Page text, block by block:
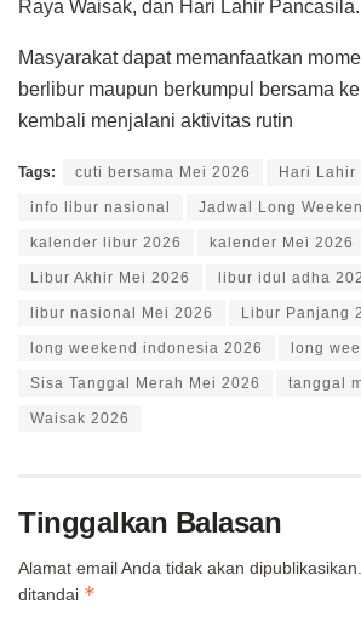
Raya Waisak, dan Hari Lahir Pancasila.
Masyarakat dapat memanfaatkan
berlibur maupun berkumpul bersama
kembali menjalani aktivitas rutin
Tags: cuti bersama Mei 2026 Hari Lahir
info libur nasional Jadwal Long
kalender libur 2026 kalender Mei 2026
Libur Akhir Mei 2026 libur idul adha
libur nasional Mei 2026 Libur Panjang
long weekend indonesia 2026 long
Sisa Tanggal Merah Mei 2026 tanggal
Waisak 2026
Tinggalkan Balasan
Alamat email Anda tidak akan dipublikasikan.
ditandai *